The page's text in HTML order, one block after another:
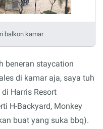
balkon kamar
beneran staycation
di kamar aja, saya tuh
Harris Resort
H-Backyard, Monkey
buat yang suka bbq).